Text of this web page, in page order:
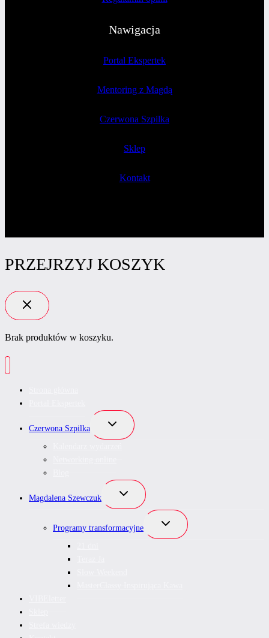
Nawigacja
Portal Ekspertek
Mentoring z Magdą
Czerwona Szpilka
Sklep
Kontakt
PRZEJRZYJ KOSZYK
Brak produktów w koszyku.
Czerwona Szpilka
Przełącz
podrzędne
Magdalena Szewczuk
Przełącz
podrzędne
Programy transformacyjne
Przełącz
podrzędne